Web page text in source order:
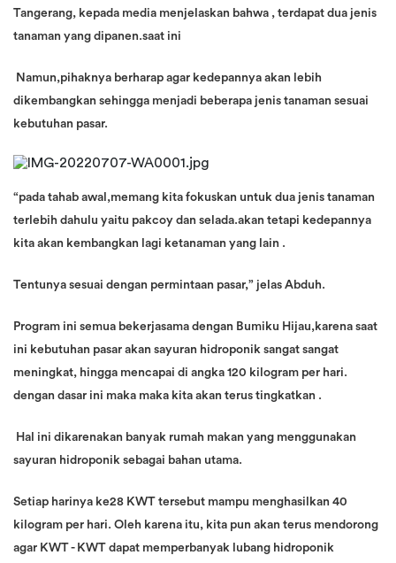
Tangerang, kepada media menjelaskan bahwa , terdapat dua jenis
tanaman yang dipanen.saat ini
Namun,pihaknya berharap agar kedepannya akan lebih
dikembangkan sehingga menjadi beberapa jenis tanaman sesuai
kebutuhan pasar.
“pada tahab awal,memang kita fokuskan untuk dua jenis tanaman
terlebih dahulu yaitu pakcoy dan selada.akan tetapi kedepannya
kita akan kembangkan lagi ketanaman yang lain .
Tentunya sesuai dengan permintaan pasar,” jelas Abduh.
Program ini semua bekerjasama dengan Bumiku Hijau,karena saat
ini kebutuhan pasar akan sayuran hidroponik sangat sangat
meningkat, hingga mencapai di angka 120 kilogram per hari.
dengan dasar ini maka maka kita akan terus tingkatkan .
Hal ini dikarenakan banyak rumah makan yang menggunakan
sayuran hidroponik sebagai bahan utama.
Setiap harinya ke28 KWT tersebut mampu menghasilkan 40
kilogram per hari. Oleh karena itu, kita pun akan terus mendorong
agar KWT - KWT dapat memperbanyak lubang hidroponik